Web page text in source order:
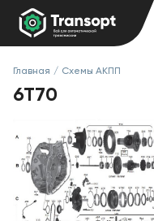
Главная / Схемы АКПП
6T70